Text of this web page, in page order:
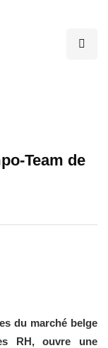
Team de
du marché belge
RH, ouvre une